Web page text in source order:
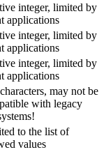
integer, limited by
applications
integer, limited by
applications
integer, limited by
applications
may not be
with legacy
to the list of
values